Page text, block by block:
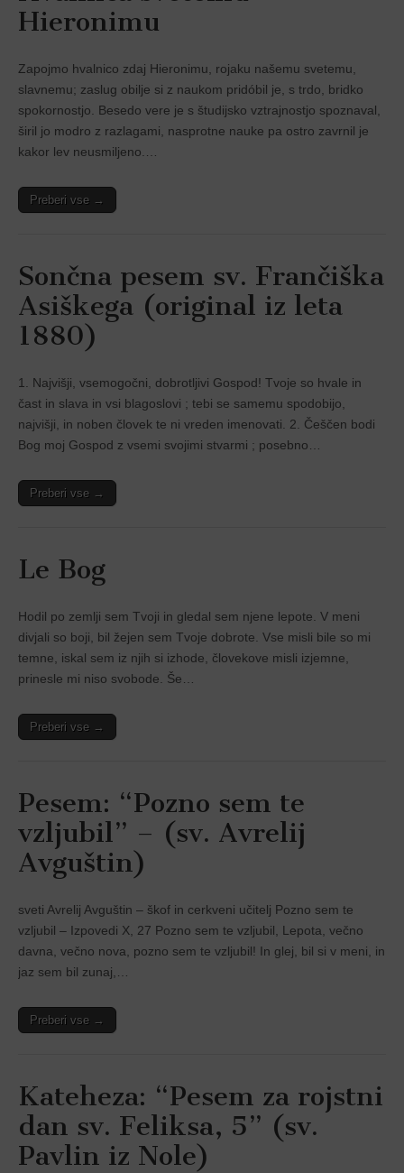
Hieronimu
Zapojmo hvalnico zdaj Hieronimu, rojaku našemu svetemu,
slavnemu; zaslug obilje si z naukom pridóbil je, s trdo, bridko
spokornostjo. Besedo vere je s študijsko vztrajnostjo spoznaval,
širil jo modro z razlagami, nasprotne nauke pa ostro zavrnil je
kakor lev neusmiljeno.…
Preberi vse →
Sončna pesem sv. Frančiška
Asiškega (original iz leta
1880)
1. Najvišji, vsemogočni, dobrotljivi Gospod! Tvoje so hvale in
čast in slava in vsi blagoslovi ; tebi se samemu spodobijo,
najvišji, in noben človek te ni vreden imenovati. 2. Češčen bodi
Bog moj Gospod z vsemi svojimi stvarmi ; posebno…
Preberi vse →
Le Bog
Hodil po zemlji sem Tvoji in gledal sem njene lepote. V meni
divjali so boji, bil žejen sem Tvoje dobrote. Vse misli bile so mi
temne, iskal sem iz njih si izhode, človekove misli izjemne,
prinesle mi niso svobode. Še…
Preberi vse →
Pesem: “Pozno sem te
vzljubil” – (sv. Avrelij
Avguštin)
sveti Avrelij Avguštin – škof in cerkveni učitelj Pozno sem te
vzljubil – Izpovedi X, 27 Pozno sem te vzljubil, Lepota, večno
davna, večno nova, pozno sem te vzljubil! In glej, bil si v meni, in
jaz sem bil zunaj,…
Preberi vse →
Kateheza: “Pesem za rojstni
dan sv. Feliksa, 5” (sv.
Pavlin iz Nole)